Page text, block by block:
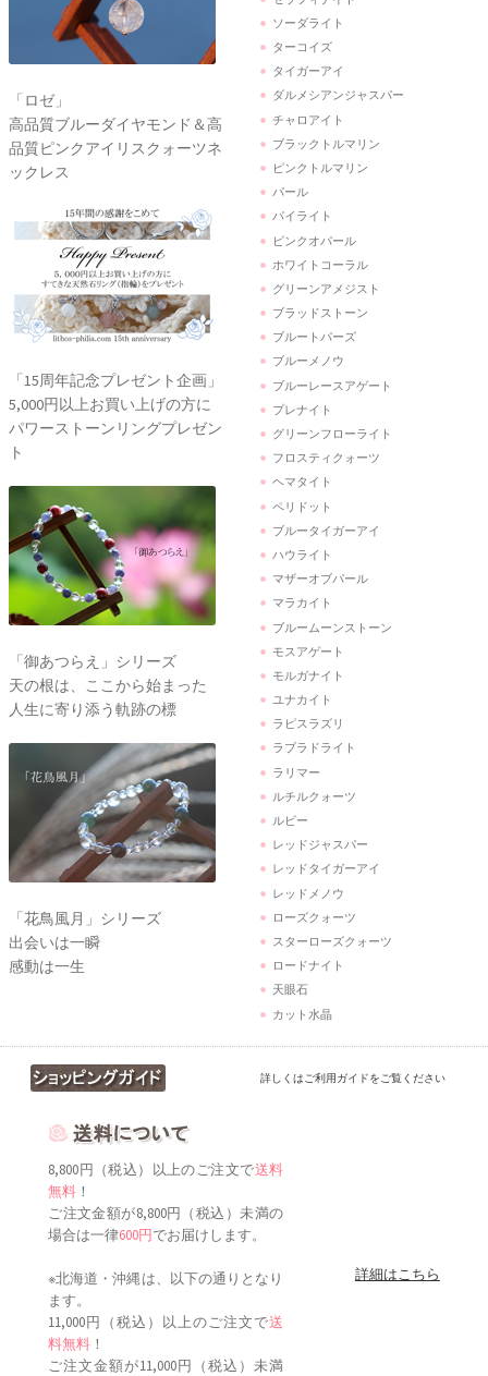
「ロゼ」
高品質ブルーダイヤモンド＆高
品質ピンクアイリスクォーツネ
ックレス
「15周年記念プレゼント企画」
5,000円以上お買い上げの方に
パワーストーンリングプレゼン
ト
「御あつらえ」シリーズ
天の根は、ここから始まった
人生に寄り添う軌跡の標
「花鳥風月」シリーズ
出会いは一瞬
感動は一生
ソーダライト
ターコイズ
タイガーアイ
ダルメシアンジャスパー
チャロアイト
ブラックトルマリン
ピンクトルマリン
パール
パイライト
ピンクオパール
ホワイトコーラル
グリーンアメジスト
ブラッドストーン
ブルートパーズ
ブルーメノウ
ブルーレースアゲート
プレナイト
グリーンフローライト
フロスティクォーツ
ヘマタイト
ペリドット
ブルータイガーアイ
ハウライト
マザーオブパール
マラカイト
ブルームーンストーン
モスアゲート
モルガナイト
ユナカイト
ラピスラズリ
ラブラドライト
ラリマー
ルチルクォーツ
ルビー
レッドジャスパー
レッドタイガーアイ
レッドメノウ
ローズクォーツ
スターローズクォーツ
ロードナイト
天眼石
カット水晶
詳しくはご利用ガイドをご覧ください
8,800円（税込）以上のご注文で送料
無料 ！
ご注文金額が8,800円（税込）未満の
場合は一律600円でお届けします。
※北海道・沖縄は、以下の通りとなり
ます。
11,000円（税込）以上のご注文で送
料無料 ！
ご注文金額が11,000円（税込）未満
詳細はこちら